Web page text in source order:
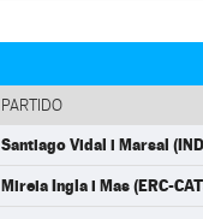
PARTIDO
Santiago Vidal i Marsal
Mireia Ingla i Mas (ERC-